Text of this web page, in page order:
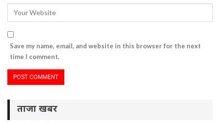
Save my name, email, and website in this browser for the next
time I comment.
ताजा खबर